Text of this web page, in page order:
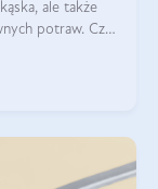
ale także
potraw. Czy